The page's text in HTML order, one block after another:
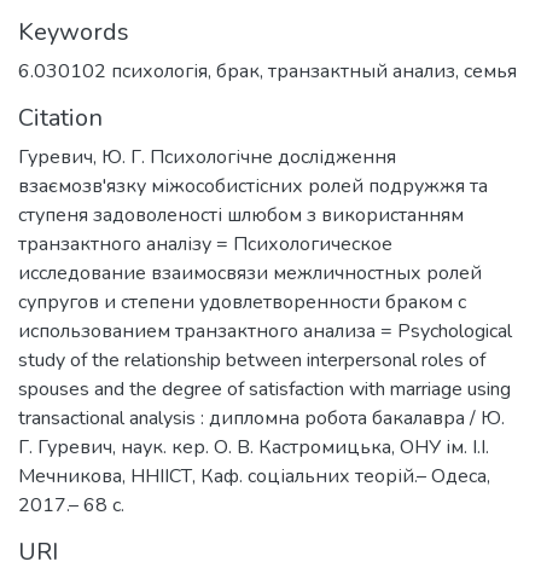
Keywords
6.030102 психологія, брак, транзактный анализ, семья
Citation
Гуревич, Ю. Г. Психологічне дослідження
взаємозв'язку міжособистісних ролей подружжя та
ступеня задоволеності шлюбом з використанням
транзактного аналізу = Психологическое
исследование взаимосвязи межличностных ролей
супругов и степени удовлетворенности браком с
использованием транзактного анализа = Psychological
study of the relationship between interpersonal roles of
spouses and the degree of satisfaction with marriage using
transactional analysis : дипломна робота бакалавра / Ю.
Г. Гуревич, наук. кер. О. В. Кастромицька, ОНУ ім. І.І.
Мечникова, ННІІСТ, Каф. соціальних теорій.– Одеса,
2017.– 68 с.
URI